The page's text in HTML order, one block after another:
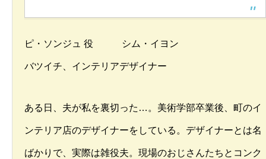
ピ・ソンジュ 役 シム・イヨン
バツイチ、インテリアデザイナー
ある日、夫が私を裏切った…。美術学部卒業後、町のイ
ンテリア店のデザイナーをしている。デザイナーとは名
ばかりで、実際は雑役夫。現場のおじさんたちとコンク